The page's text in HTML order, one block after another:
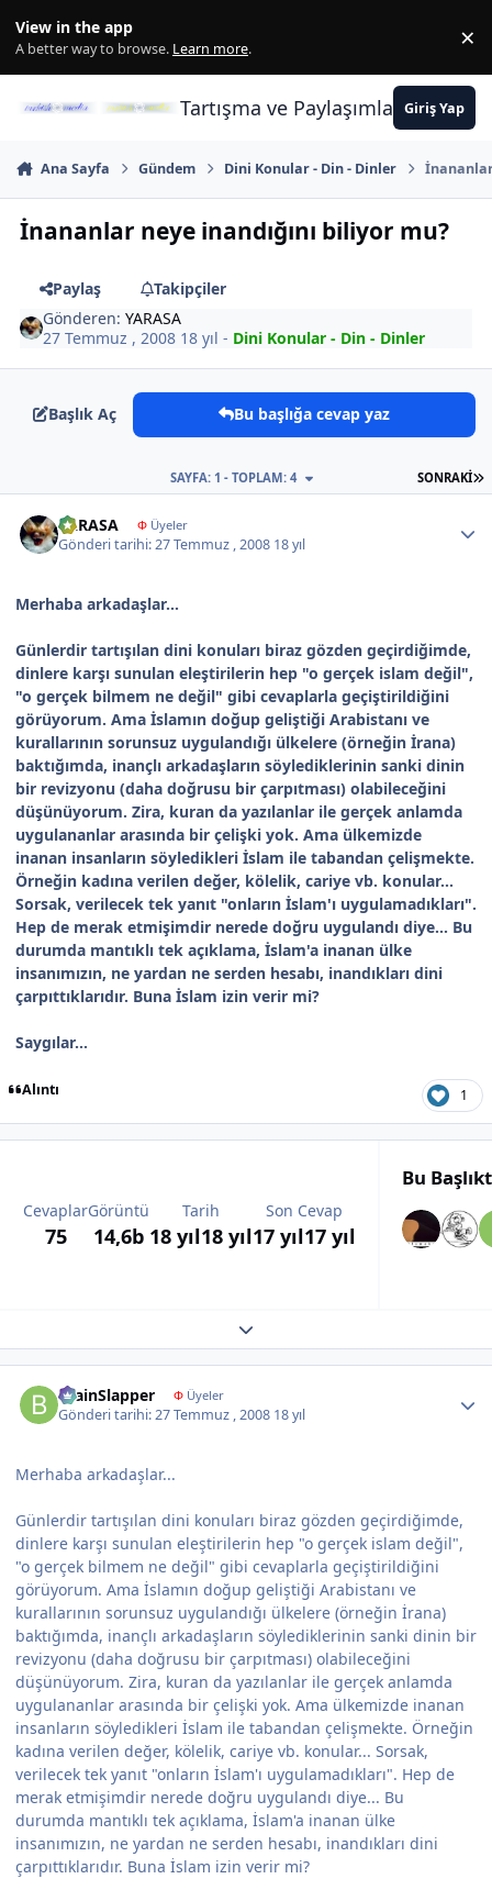
View in the app
A better way to browse. Learn more. ×
Tartışma ve PaylaşımlarınGiriş Yap
Ana Sayfa Gündem Dini Konular - Din - Dinler
İnananlar neye inandığını biliyor mu?
Paylaş
Takipçiler
Gönderen:YARASA
27 Temmuz , 2008 18 yıl - Dini Konular - Din - Dinler
Başlık Aç Bu başlığa cevap yaz
SONRAKI
SAYFA: 1 - TOPLAM: 4
YARASA ΦÜyeler
Gönderi tarihi:27 Temmuz , 2008 18 yıl
Merhaba arkadaşlar...
Günlerdir tartışılan dini konuları biraz gözden geçirdiğimde,
dinlere karşı sunulan eleştirilerin hep "o gerçek islam değil",
"o gerçek bilmem ne değil" gibi cevaplarla geçiştirildiğini
görüyorum. Ama İslamın doğup geliştiği Arabistanı ve
kurallarının sorunsuz uygulandığı ülkelere (örneğin İrana)
baktığımda, inançlı arkadaşların söylediklerinin sanki dinin
bir revizyonu (daha doğrusu bir çarpıtması) olabileceğini
düşünüyorum. Zira, kuran da yazılanlar ile gerçek anlamda
uygulananlar arasında bir çelişki yok. Ama ülkemizde
inanan insanların söyledikleri İslam ile tabandan çelişmekte.
Örneğin kadına verilen değer, kölelik, cariye vb. konular...
Sorsak, verilecek tek yanıt "onların İslam'ı uygulamadıkları".
Hep de merak etmişimdir nerede doğru uygulandı diye... Bu
durumda mantıklı tek açıklama, İslam'a inanan ülke
insanımızın, ne yardan ne serden hesabı, inandıkları dini
çarpıttıklarıdır. Buna İslam izin verir mi?
Saygılar...
Alıntı 1
Cevaplar
75
Görüntü
14,6b
Tarih
18 yıl18 yıl
Son Cevap
17 yıl17 yıl
Bu
Expand topic overview
BrainSlapper ΦÜyeler
Gönderi tarihi:27 Temmuz , 2008 18 yıl
Merhaba arkadaşlar...
Günlerdir tartışılan dini konuları biraz gözden geçirdiğimde,
dinlere karşı sunulan eleştirilerin hep "o gerçek islam değil",
"o gerçek bilmem ne değil" gibi cevaplarla geçiştirildiğini
görüyorum. Ama İslamın doğup geliştiği Arabistanı ve
kurallarının sorunsuz uygulandığı ülkelere (örneğin İrana)
baktığımda, inançlı arkadaşların söylediklerinin sanki dinin bir
revizyonu (daha doğrusu bir çarpıtması) olabileceğini
düşünüyorum. Zira, kuran da yazılanlar ile gerçek anlamda
uygulananlar arasında bir çelişki yok. Ama ülkemizde inanan
insanların söyledikleri İslam ile tabandan çelişmekte. Örneğin
kadına verilen değer, kölelik, cariye vb. konular... Sorsak,
verilecek tek yanıt "onların İslam'ı uygulamadıkları". Hep de
merak etmişimdir nerede doğru uygulandı diye... Bu
durumda mantıklı tek açıklama, İslam'a inanan ülke
insanımızın, ne yardan ne serden hesabı, inandıkları dini
çarpıttıklarıdır. Buna İslam izin verir mi?